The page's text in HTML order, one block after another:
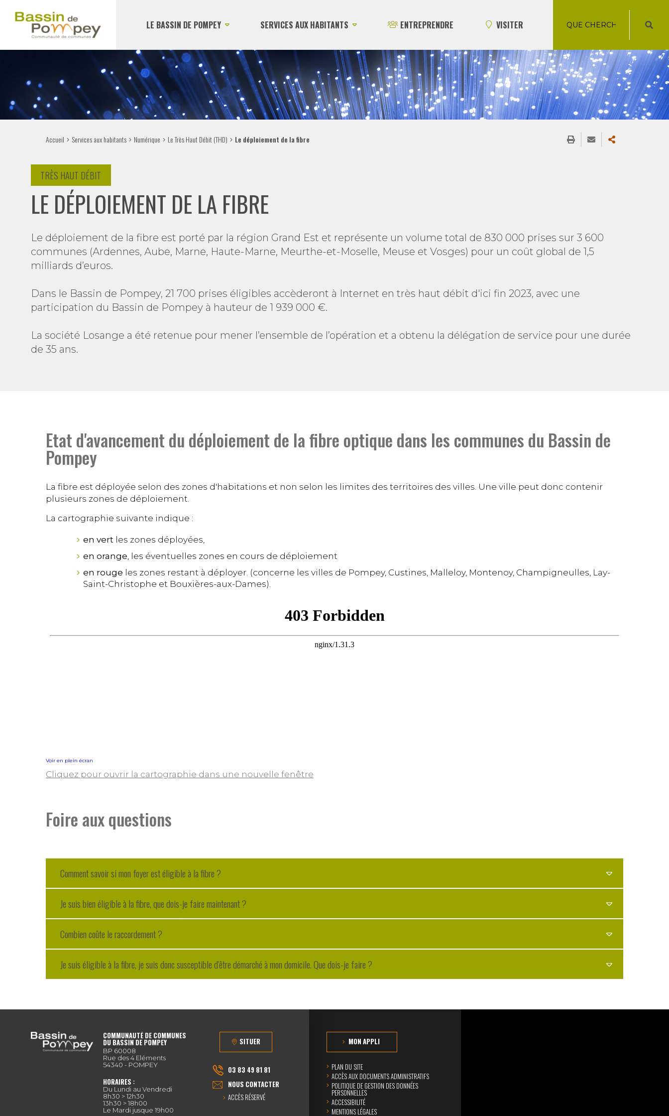
LE BASSIN DE POMPEY SERVICES AUX HABITANTS ENTREPRENDRE VISITER
Accueil Services aux habitants Numérique Le Très Haut Débit (THD) Le déploiement de la fibre
TRÈS HAUT DÉBIT
LE DÉPLOIEMENT DE LA FIBRE
Le déploiement de la fibre est porté par la région Grand Est et représente un volume total de 830 000 prises sur 3 600
communes (Ardennes, Aube, Marne, Haute-Marne, Meurthe-et-Moselle, Meuse et Vosges) pour un coût global de 1,5
milliards d’euros.
Dans le Bassin de Pompey, 21 700 prises éligibles accèderont à Internet en très haut débit d'ici fin 2023, avec une
participation du Bassin de Pompey à hauteur de 1 939 000 €.
La société Losange a été retenue pour mener l’ensemble de l’opération et a obtenu la délégation de service pour une durée
de 35 ans.
Etat d'avancement du déploiement de la fibre optique dans les communes du Bassin de
Pompey
La fibre est déployée selon des zones d'habitations et non selon les limites des territoires des villes. Une ville peut donc contenir
plusieurs zones de déploiement.
La cartographie suivante indique :
en vert les zones déployées,
en orange, les éventuelles zones en cours de déploiement
en rouge les zones restant à déployer. (concerne les villes de Pompey, Custines, Malleloy, Montenoy, Champigneulles, Lay-
Saint-Christophe et Bouxières-aux-Dames).
Voir en plein écran
Cliquez pour ouvrir la cartographie dans une nouvelle fenêtre
Foire aux questions
Comment savoir si mon foyer est éligible à la fibre ?
Je suis bien éligible à la fibre, que dois-je faire maintenant ?
Combien coûte le raccordement ?
Je suis éligible à la fibre, je suis donc susceptible d'être démarché à mon domicile. Que dois-je faire ?
COMMUNAUTÉ DE COMMUNES
DU BASSIN DE POMPEY
BP 60008
Rue des 4 Eléments
54340 - POMPEY
HORAIRES :
Du Lundi au Vendredi
8h30 > 12h30
13h30 > 18h00
Le Mardi jusque 19h00
SITUER
03 83 49 81 81
NOUS CONTACTER
ACCÈS RÉSERVÉ
MON APPLI
PLAN DU SITE
ACCÈS AUX DOCUMENTS ADMINISTRATIFS
POLITIQUE DE GESTION DES DONNÉES
PERSONNELLES
ACCESSIBILITÉ
MENTIONS LÉGALES